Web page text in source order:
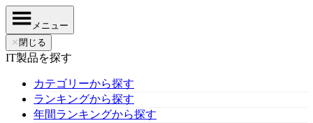
メニュー
✕ 閉じる
IT製品を探す
カテゴリーから探す
ランキングから探す
年間ランキングから探す